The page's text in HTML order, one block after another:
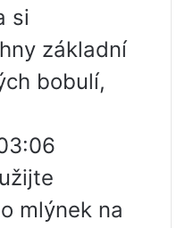
si
základní
bobulí,
mlýnek na